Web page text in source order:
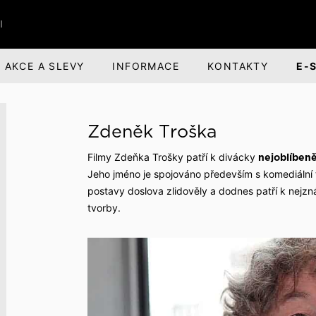
Parfémová řada Aprimé
Men
Caffé Set BANDI
AKCE A SLEVY INFORMACE
Benefity pro
Volná pracovní místa
KONTAKTY E-
Zdeněk Troška
Filmy Zdeňka Trošky patří k divácky
Jeho jméno je spojováno především s komediální
postavy doslova zlidověly a dodnes patří k
tvorby.